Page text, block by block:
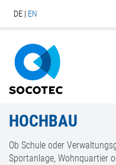
DE
EN
HOCHBAU
Ob Schule oder
Sportanlage, Wohnquartier